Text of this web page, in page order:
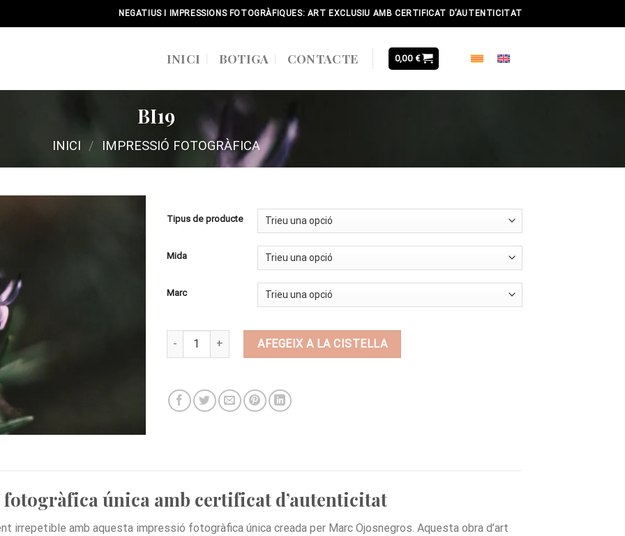
NEGATIUS I IMPRESSIONS FOTOGRÀFIQUES: ART EXCLUSIU AMB CERTIFICAT D’AUTENTICITAT
INICI BOTIGA CONTACTE 0,00 €
BI19
INICI / IMPRESSIÓ FOTOGRÀFICA
Tipus de producte
Mida
Marc
quantitat de BI19 AFEGEIX A LA CISTELLA
única amb certificat d’autenticitat
irrepetible amb aquesta impressió fotogràfica única creada per Marc Ojosnegros. Aquesta obra d’art